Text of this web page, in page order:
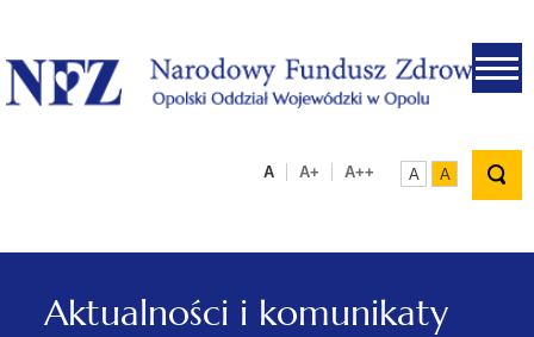
.
A A+ A++ A A
Aktualności i komunikaty